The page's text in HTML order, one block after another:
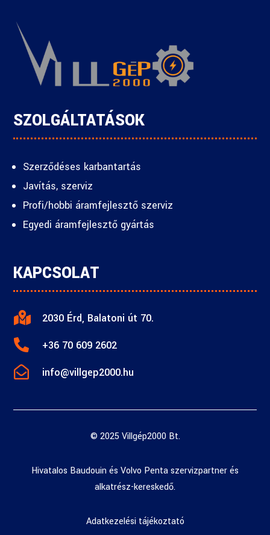
SZOLGÁLTATÁSOK
Szerződéses karbantartás
Javítás, szerviz
Profi/hobbi áramfejlesztő szerviz
Egyedi áramfejlesztő gyártás
KAPCSOLAT
 2030 Érd, Balatoni út 70.
 +36 70 609 2602
 info@villgep2000.hu
© 2025 Villgép2000 Bt.
Hivatalos Baudouin és Volvo Penta szervizpartner és
alkatrész-kereskedő.
Adatkezelési tájékoztató